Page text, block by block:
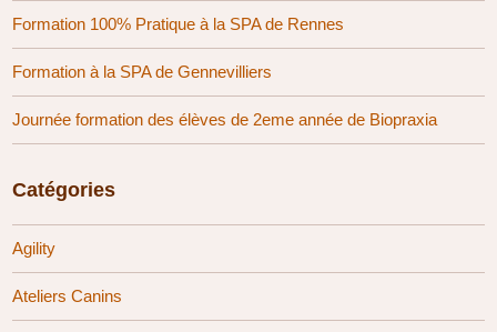
Formation 100% Pratique à la SPA de Rennes
Formation à la SPA de Gennevilliers
Journée formation des élèves de 2eme année de Biopraxia
Catégories
Agility
Ateliers Canins